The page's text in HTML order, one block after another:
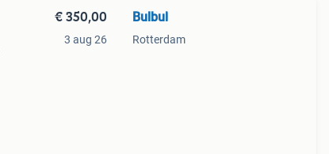
€ 350,00
3 aug 26
Bulbul
Rotterdam